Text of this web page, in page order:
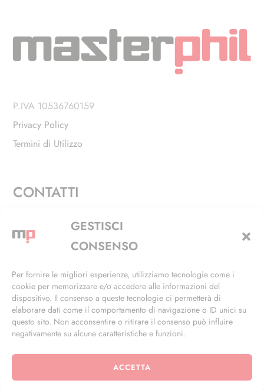
GESTISCI
CONSENSO
Per fornire le migliori esperienze, utilizziamo tecnologie come i
cookie per memorizzare e/o accedere alle informazioni del
dispositivo. Il consenso a queste tecnologie ci permetterà di
elaborare dati come il comportamento di navigazione o ID unici su
questo sito. Non acconsentire o ritirare il consenso può influire
negativamente su alcune caratteristiche e funzioni.
ACCETTA
P.IVA 10536760159
Privacy Policy
Termini di Utilizzo
CONTATTI
Via Alfieri, 27 - Trezzano Sul Naviglio (MI)
+39 02 4846 3155
info@masterphil.it